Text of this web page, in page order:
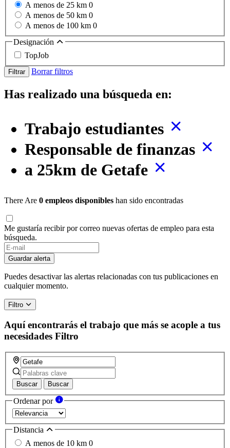
A menos de 25 km 0
A menos de 50 km 0
A menos de 100 km 0
Designación
TopJob
Filtrar Borrar filtros
Has realizado una búsqueda en:
Trabajo estudiantes
Responsable de finanzas
a 25km de Getafe
There Are 0 empleos disponibles han sido encontradas
Me gustaría recibir por correo nuevas ofertas de empleo para esta
búsqueda.
Guardar alerta
Puedes desactivar las alertas relacionadas con tus publicaciones en
cualquier momento.
Filtro
Aquí encontrarás el trabajo que más se acople a tus
necesidades Filtro
Buscar Buscar
Ordenar por
Distancia
A menos de 10 km 0